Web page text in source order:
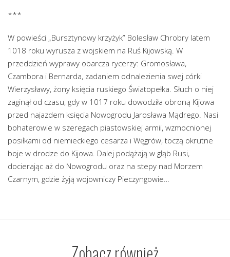
***
W powieści „Bursztynowy krzyżyk” Bolesław Chrobry latem
1018 roku wyrusza z wojskiem na Ruś Kijowską. W
przeddzień wyprawy obarcza rycerzy: Gromosława,
Czambora i Bernarda, zadaniem odnalezienia swej córki
Wierzysławy, żony księcia ruskiego Światopełka. Słuch o niej
zaginął od czasu, gdy w 1017 roku dowodziła obroną Kijowa
przed najazdem księcia Nowogrodu Jarosława Mądrego. Nasi
bohaterowie w szeregach piastowskiej armii, wzmocnionej
posiłkami od niemieckiego cesarza i Węgrów, toczą okrutne
boje w drodze do Kijowa. Dalej podążają w głąb Rusi,
docierając aż do Nowogrodu oraz na stepy nad Morzem
Czarnym, gdzie żyją wojowniczy Pieczyngowie…